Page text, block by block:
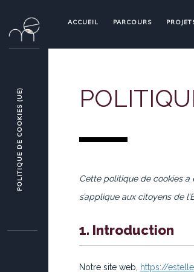
ACCUEIL PARCOURS
Cette politique de cookies a
s’applique aux citoyens de
1. Introduction
Notre site web, https://
POLITIQUE DE COOKIES (UE)